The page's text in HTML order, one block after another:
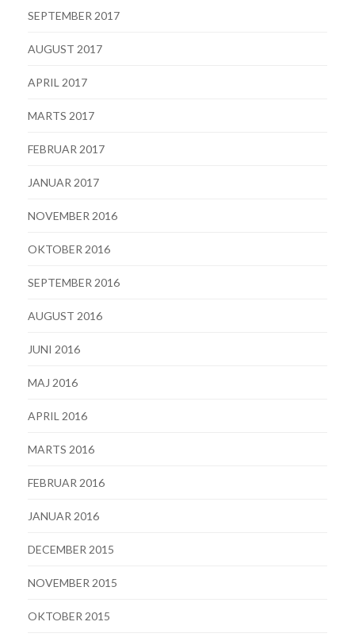
SEPTEMBER 2017
AUGUST 2017
APRIL 2017
MARTS 2017
FEBRUAR 2017
JANUAR 2017
NOVEMBER 2016
OKTOBER 2016
SEPTEMBER 2016
AUGUST 2016
JUNI 2016
MAJ 2016
APRIL 2016
MARTS 2016
FEBRUAR 2016
JANUAR 2016
DECEMBER 2015
NOVEMBER 2015
OKTOBER 2015